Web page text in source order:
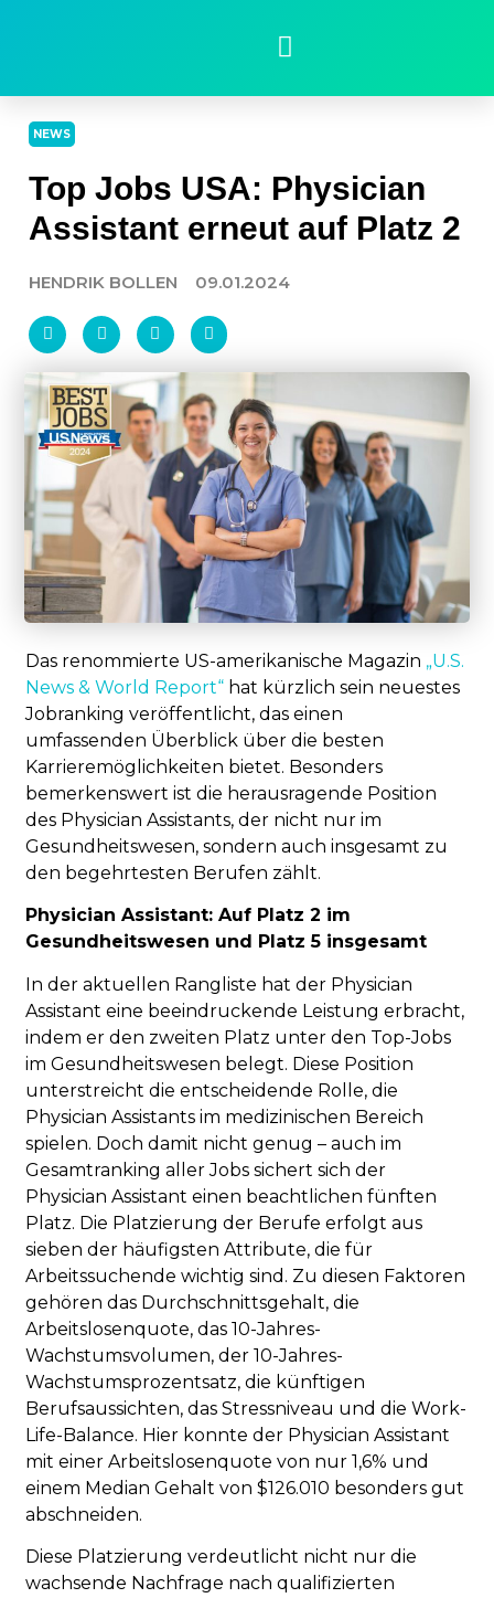
NEWS
Top Jobs USA: Physician
Assistant erneut auf Platz 2
HENDRIK BOLLEN 09.01.2024
Das renommierte US-amerikanische Magazin „U.S.
News & World Report“ hat kürzlich sein neuestes
Jobranking veröffentlicht, das einen
umfassenden Überblick über die besten
Karrieremöglichkeiten bietet. Besonders
bemerkenswert ist die herausragende Position
des Physician Assistants, der nicht nur im
Gesundheitswesen, sondern auch insgesamt zu
den begehrtesten Berufen zählt.
Physician Assistant: Auf Platz 2 im
Gesundheitswesen und Platz 5 insgesamt
In der aktuellen Rangliste hat der Physician
Assistant eine beeindruckende Leistung erbracht,
indem er den zweiten Platz unter den Top-Jobs
im Gesundheitswesen belegt. Diese Position
unterstreicht die entscheidende Rolle, die
Physician Assistants im medizinischen Bereich
spielen. Doch damit nicht genug – auch im
Gesamtranking aller Jobs sichert sich der
Physician Assistant einen beachtlichen fünften
Platz. Die Platzierung der Berufe erfolgt aus
sieben der häufigsten Attribute, die für
Arbeitssuchende wichtig sind. Zu diesen Faktoren
gehören das Durchschnittsgehalt, die
Arbeitslosenquote, das 10-Jahres-
Wachstumsvolumen, der 10-Jahres-
Wachstumsprozentsatz, die künftigen
Berufsaussichten, das Stressniveau und die Work-
Life-Balance. Hier konnte der Physician Assistant
mit einer Arbeitslosenquote von nur 1,6% und
einem Median Gehalt von $126.010 besonders gut
abschneiden.
Diese Platzierung verdeutlicht nicht nur die
wachsende Nachfrage nach qualifizierten